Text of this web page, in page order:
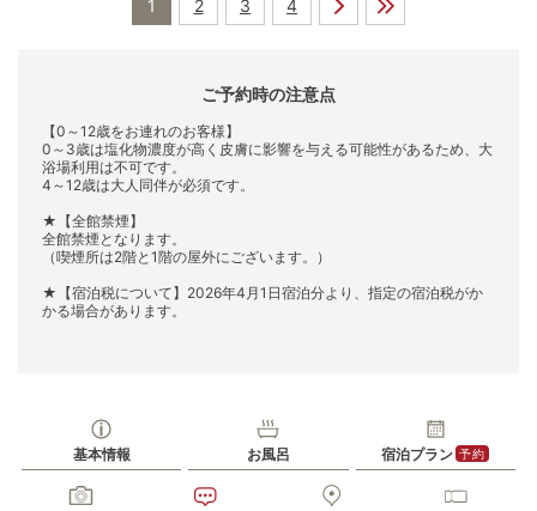
1 2 3 4
ご予約時の注意点
【0～12歳をお連れのお客様】
0～3歳は塩化物濃度が高く皮膚に影響を与える可能性があるため、大
浴場利用は不可です。
4～12歳は大人同伴が必須です。
★【全館禁煙】
全館禁煙となります。
（喫煙所は2階と1階の屋外にございます。）
★【宿泊税について】2026年4月1日宿泊分より、指定の宿泊税がか
かる場合があります。
基本情報 お風呂 宿泊プラン 予約